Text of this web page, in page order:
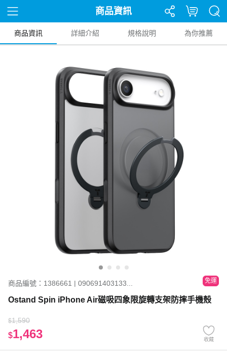
商品資訊
商品資訊 詳細介紹 規格說明 為你推薦
商品編號：1386661 | 090691403133... 免運
Ostand Spin iPhone Air磁吸四象限旋轉支架防摔手機殼
$1,590
$1,463 收藏